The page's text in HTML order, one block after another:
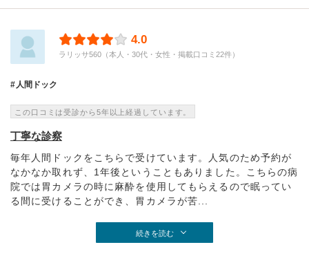
4.0
ラリッサ560（本人・30代・女性・掲載口コミ22件）
人間ドック
この口コミは受診から5年以上経過しています。
丁寧な診察
毎年人間ドックをこちらで受けています。人気のため予約が
なかなか取れず、1年後ということもありました。こちらの病
院では胃カメラの時に麻酔を使用してもらえるので眠ってい
る間に受けることができ、胃カメラが苦...
続きを読む